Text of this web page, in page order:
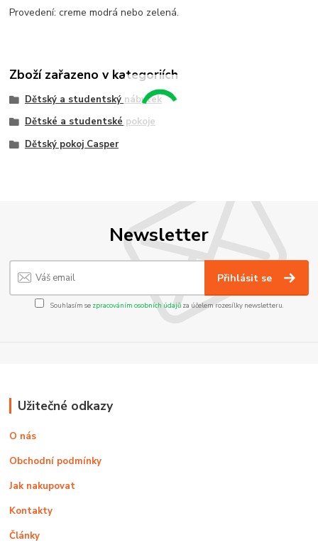
Provedení: creme modrá nebo zelená.
Zboží zařazeno v kategoriích
Dětský a studentský nábytek
Dětské a studentské pokoje
Dětský pokoj Casper
Newsletter
Přihlásit se
Souhlasím se zpracováním osobních údajůza účelem rozesílky newsletteru.
Užitečné odkazy
O nás
Obchodní podmínky
Jak nakupovat
Kontakty
Články